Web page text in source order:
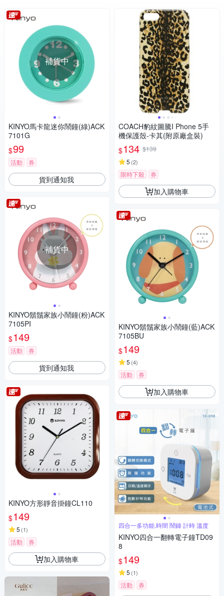
補貨中
KINYO馬卡龍迷你鬧鐘(綠)ACK
7101G
$99
活動 券
貨到通知我
補貨中
KINYO鬍鬚家族小鬧鐘(粉)ACK
7105PI
$149
活動 券
貨到通知我
KINYO方形靜音掛鐘CL110
$149
5 (1)
活動 券
加入購物車
COACH豹紋圖騰I Phone 5手
機保護殼-卡其(附原廠盒裝)
$134 $139
5 (2)
限時下殺 券
加入購物車
KINYO鬍鬚家族小鬧鐘(藍)ACK
7105BU
$149
5 (4)
活動 券
加入購物車
四合一多功能,時間 鬧鐘 計時 溫度
KINYO四合一翻轉電子鐘TD09
8
$149
5 (1)
活動 券